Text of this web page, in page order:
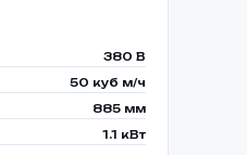
380 В
50 куб м/ч
885 мм
1.1 кВт